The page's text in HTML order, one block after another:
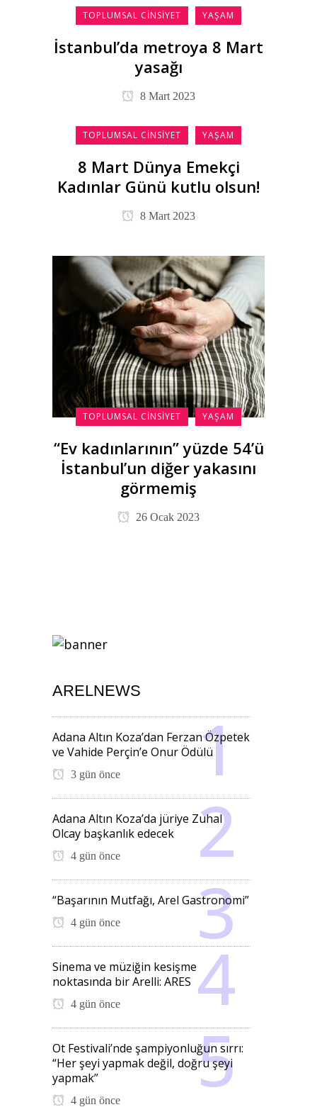
TOPLUMSAL CINSIYET YAŞAM
İstanbul’da metroya 8 Mart
yasağı
8 Mart 2023
TOPLUMSAL CINSIYET YAŞAM
8 Mart Dünya Emekçi
Kadınlar Günü kutlu olsun!
8 Mart 2023
TOPLUMSAL CINSIYET YAŞAM
“Ev kadınlarının” yüzde 54’ü
İstanbul’un diğer yakasını
görmemiş
26 Ocak 2023
ARELNEWS
Adana Altın Koza’dan Ferzan Özpetek
ve Vahide Perçin’e Onur Ödülü
3 gün önce
Adana Altın Koza’da jüriye Zuhal
Olcay başkanlık edecek
4 gün önce
“Başarının Mutfağı, Arel Gastronomi”
4 gün önce
Sinema ve müziğin kesişme
noktasında bir Arelli: ARES
4 gün önce
Ot Festivali’nde şampiyonluğun sırrı:
“Her şeyi yapmak değil, doğru şeyi
yapmak”
4 gün önce